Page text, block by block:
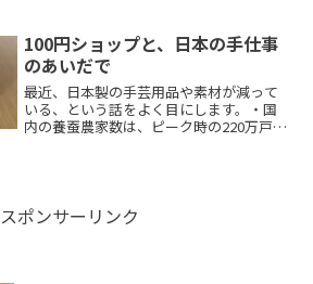
100円ショップと、日本の手仕事
のあいだで
最近、日本製の手芸用品や素材が減って
いる、という話をよく目にします。・国
内の養蚕農家数は、ピーク時の220万戸か
スポンサーリンク